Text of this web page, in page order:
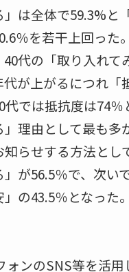
用した訃報・葬儀
59.3％
ォンのSNS等を活用
ス」について尋ね
」は全体で59.3%と
％を若干上回った
代が上がるにつれ「